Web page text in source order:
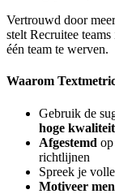
Vertrouwd door
stelt Recruitee
één team te werven.
Waarom
Gebruik de
hoge kwaliteit
Afgestemd
richtlijnen
Spreek je
Motiveer